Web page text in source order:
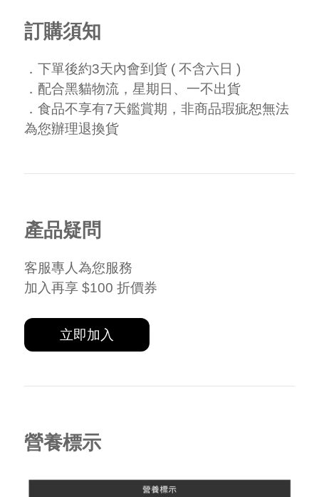
訂購須知
．下單後約3天內會到貨 ( 不含六日 )
．配合黑貓物流，星期日、一不出貨
．食品不享有7天鑑賞期，非商品瑕疵恕無法
為您辦理退換貨
產品疑問
客服專人為您服務
加入再享 $100 折價券
立即加入
營養標示